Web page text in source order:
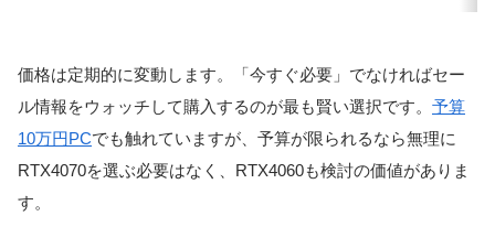
価格は定期的に変動します。「今すぐ必要」でなければセー
ル情報をウォッチして購入するのが最も賢い選択です。 予算
10万円PCでも触れていますが、予算が限られるなら無理に
RTX4070を選ぶ必要はなく、RTX4060も検討の価値がありま
す。